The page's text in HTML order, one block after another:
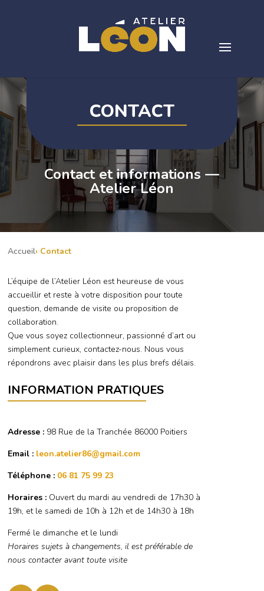
CONTACT
Contact et informations —
Atelier Léon
Accueil Contact
L’équipe de l’Atelier Léon est heureuse de vous
accueillir et reste à votre disposition pour toute
question, demande de visite ou proposition de
collaboration.
Que vous soyez collectionneur, passionné d’art ou
simplement curieux, contactez-nous. Nous vous
répondrons avec plaisir dans les plus brefs délais.
INFORMATION PRATIQUES
Adresse : 98 Rue de la Tranchée 86000 Poitiers
Email : leon.atelier86@gmail.com
Téléphone : 06 81 75 99 23
Horaires : Ouvert du mardi au vendredi de 17h30 à
19h, et le samedi de 10h à 12h et de 14h30 à 18h
Fermé le dimanche et le lundi
Horaires sujets à changements, il est préférable de
nous contacter avant toute visite